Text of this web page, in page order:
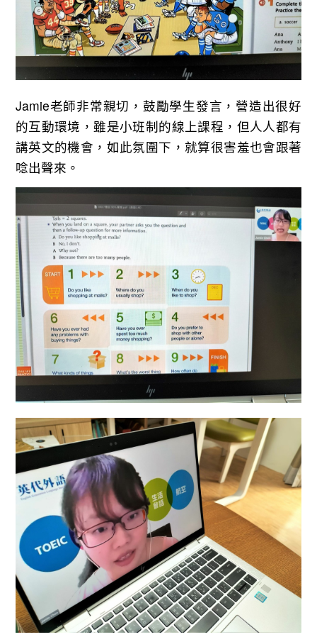
Jamie老師非常親切，鼓勵學生發言，營造出很好
的互動環境，雖是小班制的線上課程，但人人都有
講英文的機會，如此氛圍下，就算很害羞也會跟著
唸出聲來。